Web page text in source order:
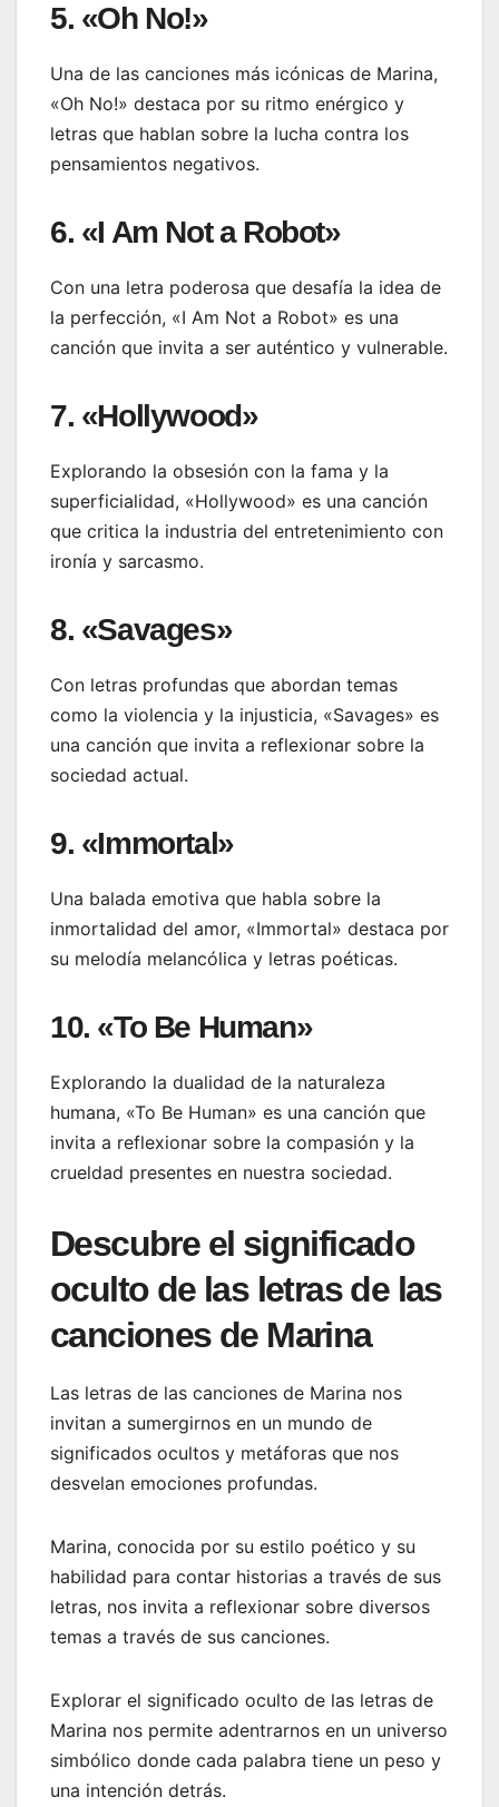
5. «Oh No!»
Una de las canciones más icónicas de Marina,
«Oh No!» destaca por su ritmo enérgico y
letras que hablan sobre la lucha contra los
pensamientos negativos.
6. «I Am Not a Robot»
Con una letra poderosa que desafía la idea de
la perfección, «I Am Not a Robot» es una
canción que invita a ser auténtico y vulnerable.
7. «Hollywood»
Explorando la obsesión con la fama y la
superficialidad, «Hollywood» es una canción
que critica la industria del entretenimiento con
ironía y sarcasmo.
8. «Savages»
Con letras profundas que abordan temas
como la violencia y la injusticia, «Savages» es
una canción que invita a reflexionar sobre la
sociedad actual.
9. «Immortal»
Una balada emotiva que habla sobre la
inmortalidad del amor, «Immortal» destaca por
su melodía melancólica y letras poéticas.
10. «To Be Human»
Explorando la dualidad de la naturaleza
humana, «To Be Human» es una canción que
invita a reflexionar sobre la compasión y la
crueldad presentes en nuestra sociedad.
Descubre el significado
oculto de las letras de las
canciones de Marina
Las letras de las canciones de Marina nos
invitan a sumergirnos en un mundo de
significados ocultos y metáforas que nos
desvelan emociones profundas.
Marina, conocida por su estilo poético y su
habilidad para contar historias a través de sus
letras, nos invita a reflexionar sobre diversos
temas a través de sus canciones.
Explorar el significado oculto de las letras de
Marina nos permite adentrarnos en un universo
simbólico donde cada palabra tiene un peso y
una intención detrás.